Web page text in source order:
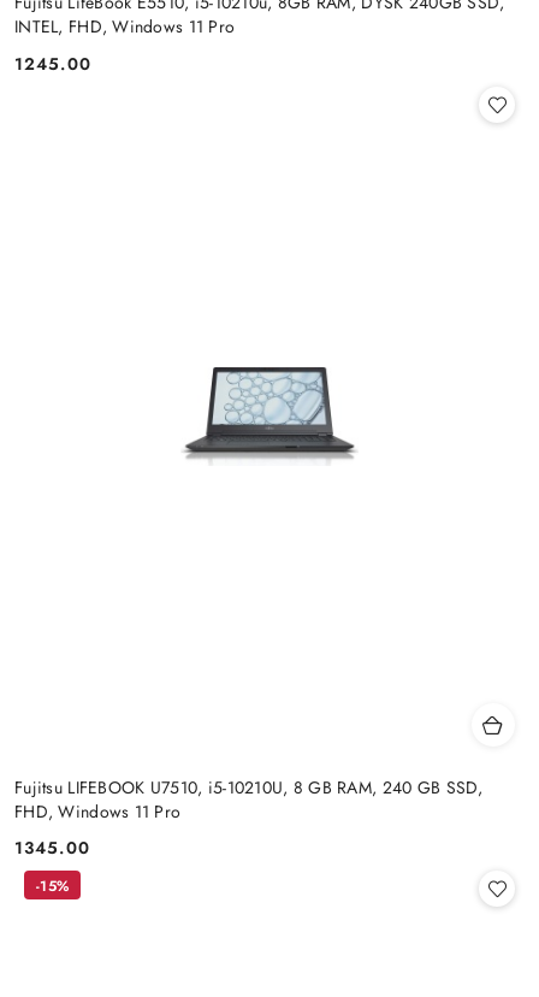
INTEL, FHD, Windows 11 Pro
Cena:
1245.00
Fujitsu LIFEBOOK U7510, i5-10210U, 8 GB RAM, 240 GB SSD,
FHD, Windows 11 Pro
Cena:
1345.00
-15%